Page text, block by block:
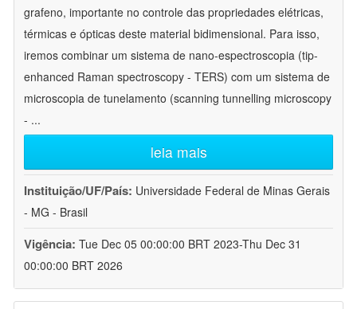
grafeno, importante no controle das propriedades elétricas,
térmicas e ópticas deste material bidimensional. Para isso,
iremos combinar um sistema de nano-espectroscopia (tip-
enhanced Raman spectroscopy - TERS) com um sistema de
microscopia de tunelamento (scanning tunnelling microscopy
- ...
leia mais
Instituição/UF/País: Universidade Federal de Minas Gerais
- MG - Brasil
Vigência: Tue Dec 05 00:00:00 BRT 2023-Thu Dec 31
00:00:00 BRT 2026